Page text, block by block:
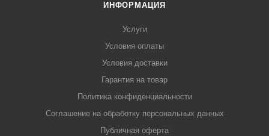
ИНФОРМАЦИЯ
Услуги
Условия оплаты
Условия доставки
Гарантия на товар
Политика конфиденциальности
Соглашение на обработку персональных данных
Публичная оферта